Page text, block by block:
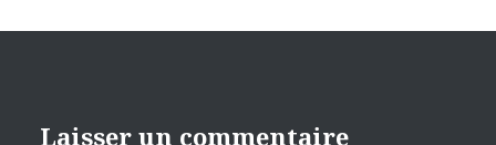
Laisser un commentaire